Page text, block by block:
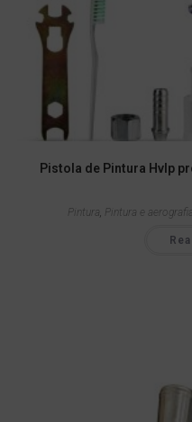
Pistola de Pintura Hvlp
Pintura Pintura e aerografia